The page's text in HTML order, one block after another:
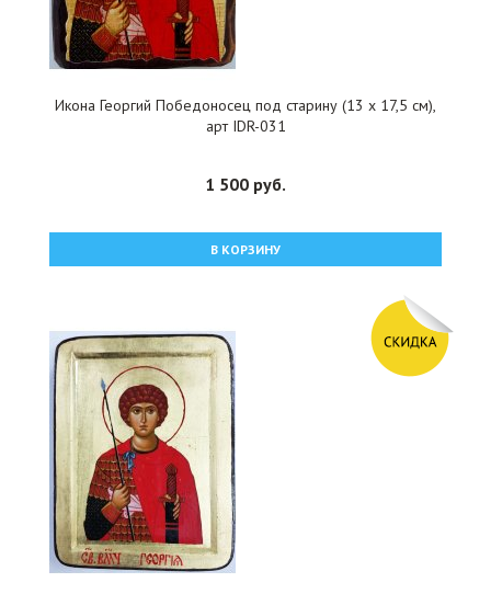
Икона Георгий Победоносец под старину (13 х 17,5 см),
арт IDR-031
1 500 руб.
В КОРЗИНУ